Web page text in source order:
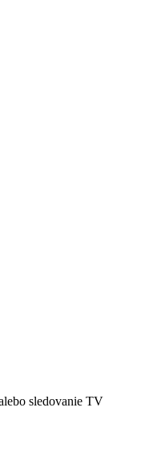
sledovanie TV